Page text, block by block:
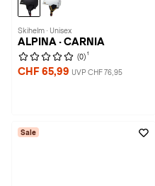
Skihelm · Unisex
ALPINA · CARNIA
(0) 1
CHF 65,99 UVP CHF 76,95
Sale